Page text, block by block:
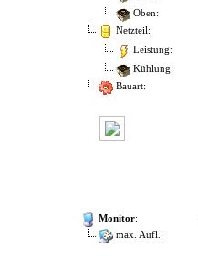
Oben:
Netzteil:
Leistung:
Kühlung:
Bauart:
Monitor:
max. Aufl.: